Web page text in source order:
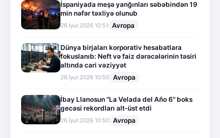
İspaniyada meşə yanğınları səbəbindən 19
min nəfər təxliyə olunub
26.İyul.2026 10:51 Avropa
Dünya birjaları korporativ hesabatlara
fokuslanıb: Neft və faiz dərəcələrinin təsiri
altında cari vəziyyət
26.İyul.2026 10:50 Avropa
İbay Llanosun "La Velada del Año 6" boks
gecəsi rekordları alt-üst etdi
26.İyul.2026 10:50 Avropa